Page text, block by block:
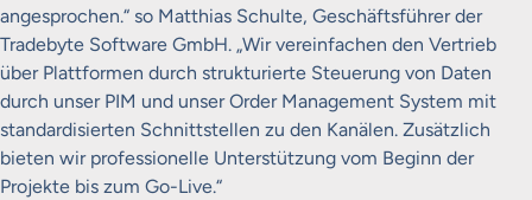
angesprochen.“ so Matthias Schulte, Geschäftsführer der
Tradebyte Software GmbH. „Wir vereinfachen den Vertrieb
über Plattformen durch strukturierte Steuerung von Daten
durch unser PIM und unser Order Management System mit
standardisierten Schnittstellen zu den Kanälen. Zusätzlich
bieten wir professionelle Unterstützung vom Beginn der
Projekte bis zum Go-Live.“